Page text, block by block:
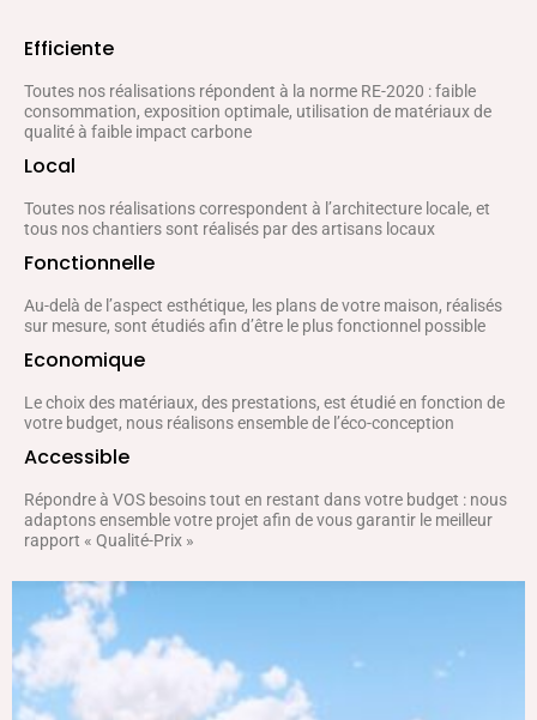
Efficiente
Toutes nos réalisations répondent à la norme RE-2020 : faible
consommation, exposition optimale, utilisation de matériaux de
qualité à faible impact carbone
Local
Toutes nos réalisations correspondent à l’architecture locale, et
tous nos chantiers sont réalisés par des artisans locaux
Fonctionnelle
Au-delà de l’aspect esthétique, les plans de votre maison, réalisés
sur mesure, sont étudiés afin d’être le plus fonctionnel possible
Economique
Le choix des matériaux, des prestations, est étudié en fonction de
votre budget, nous réalisons ensemble de l’éco-conception
Accessible
Répondre à VOS besoins tout en restant dans votre budget : nous
adaptons ensemble votre projet afin de vous garantir le meilleur
rapport « Qualité-Prix »